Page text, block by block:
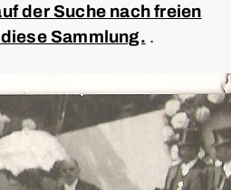
der Suche nach freien
Sammlung. .